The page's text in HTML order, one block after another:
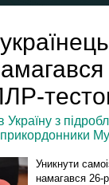
з
Уникнути
намагався 26-